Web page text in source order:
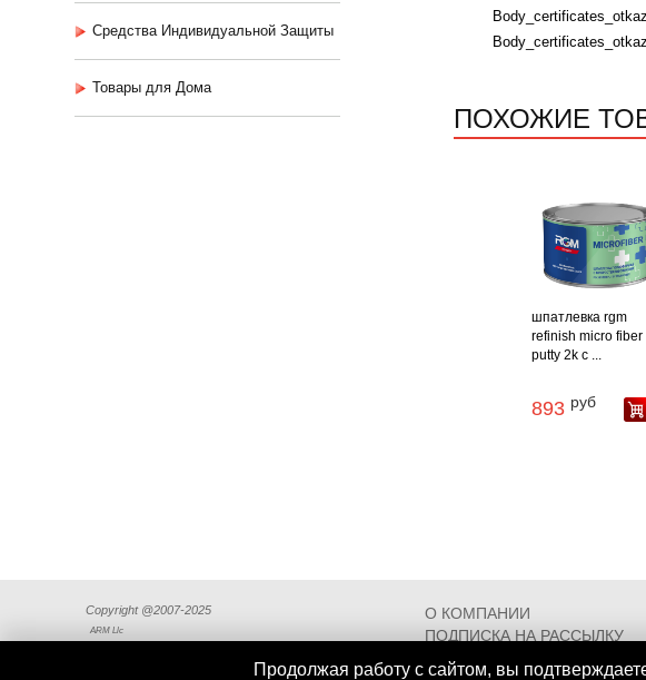
Средства Индивидуальной Защиты
Товары для Дома
ПОХОЖИЕ
шпатлевка rgm
refinish micro fiber
putty 2k с ...
893 руб
Продолжая работу с сайтом, вы
Copyright @2007-2025
ARM Llc
О КОМПАНИИ
ПОДПИСКА НА РАССЫЛКУ
СХЕМА ПРОЕЗДА